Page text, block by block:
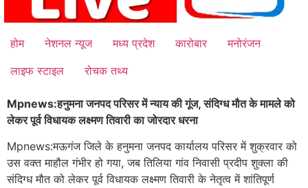
होम नेशनल न्यूज मध्य प्रदेश कारोबार
मनोरंजन
लाइफ स्टाइल
रोचक तथ्य
Mpnews:हनुमना जनपद परिसर में न्याय की गूंज, संदिग्ध मौत के मामले को
लेकर पूर्व विधायक लक्ष्मण तिवारी का जोरदार धरना
Mpnews:मऊगंज जिले के हनुमना जनपद कार्यालय परिसर में शुक्रवार को
उस वक्त माहौल गंभीर हो गया, जब तिलिया गांव निवासी प्रदीप शुक्ला की
संदिग्ध मौत को लेकर पूर्व विधायक लक्ष्मण तिवारी के नेतृत्व में शांतिपूर्ण